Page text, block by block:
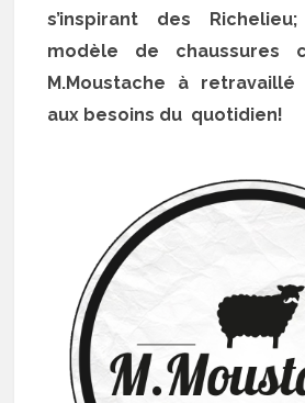
s’inspirant des
modèle de chaussures
M.Moustache à retravaillé
aux besoins du quotidien!